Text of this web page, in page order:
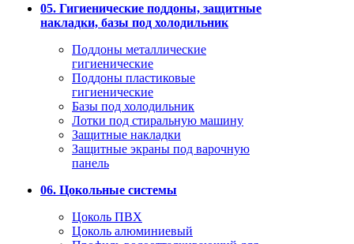
05. Гигиенические поддоны, защитные
накладки, базы под холодильник
Поддоны металлические
гигиенические
Поддоны пластиковые
гигиенические
Базы под холодильник
Лотки под стиральную машину
Защитные накладки
Защитные экраны под варочную
панель
06. Цокольные системы
Цоколь ПВХ
Цоколь алюминиевый